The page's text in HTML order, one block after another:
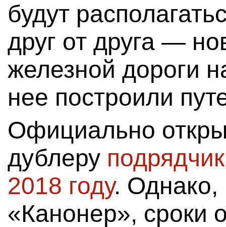
будут
друг от друга —
железной дороги
нее построили
Официально
дублеру
2018 году. Однако,
«Канонер», сроки